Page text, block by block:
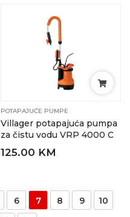
POTAPAJUĆE PUMPE
Villager potapajuća pumpa
za čistu vodu VRP 4000 C
125.00 KM
6 7 8 9 10